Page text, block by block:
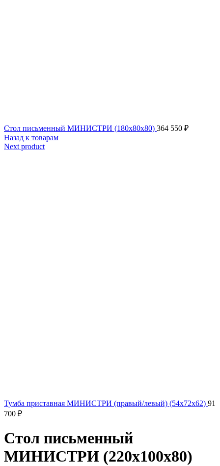
Стол письменный МИНИСТРИ (180x80x80) 364 550 ₽
Назад к товарам
Next product
Тумба приставная МИНИСТРИ (правый/левый) (54x72x62) 91
700 ₽
Стол письменный
МИНИСТРИ (220x100x80)